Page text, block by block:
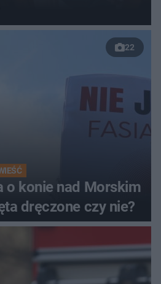
22
o konie nad Morskim
dręczone czy nie?